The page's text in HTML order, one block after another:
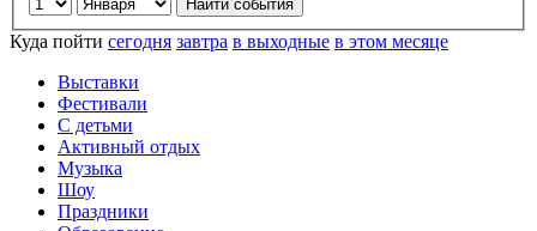
Куда пойти сегодня завтра в выходные в этом месяце
Выставки
Фестивали
С детьми
Активный отдых
Музыка
Шоу
Праздники